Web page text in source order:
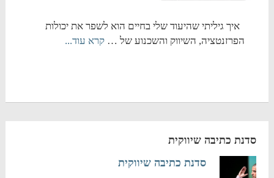
איך גיליתי שהיעוד שלי בחיים הוא לשפר את יכולות
הפרזנטציה, השיווק והשכנוע של … קרא עוד...
סדנת כתיבה שיווקית
סדנת כתיבה שיווקית